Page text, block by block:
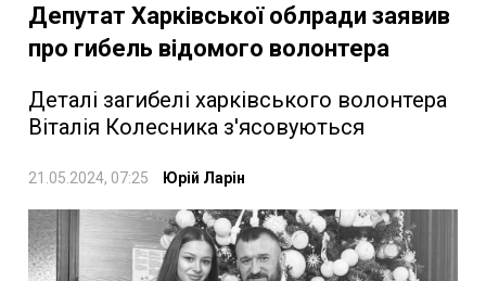
Депутат Харківської облради заявив
про гибель відомого волонтера
Деталі загибелі харківського волонтера
Віталія Колесника з'ясовуються
21.05.2024, 07:25 Юрій Ларін